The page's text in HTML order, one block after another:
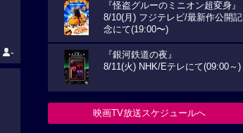
-
『怪盗グルーのミニオン超変身』
8/10(月) フジテレビ/最新作公開記
念にて(19:00〜)
『銀河鉄道の夜』
8/11(火) NHK/Eテレにて(09:00～)
映画TV放送スケジュールへ